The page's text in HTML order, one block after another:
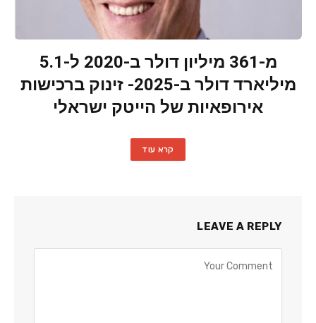
מ-361 מיליון דולר ב-2020 ל-5.1
מיליארד דולר ב-2025- זינוק ברכישות
אירופאיות של הייטק ישראלי
קרא עוד
LEAVE A REPLY